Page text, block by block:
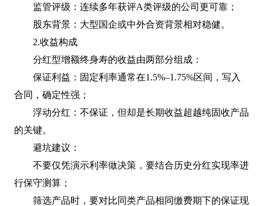
监管评级：连续多年获评A类评级的公司更可靠；
股东背景：大型国企或中外合资背景相对稳健。
2.收益构成
分红型增额终身寿的收益由两部分组成：
保证利益：固定利率通常在1.5%–1.75%区间，写入
合同，确定性强；
浮动分红：不保证，但却是长期收益超越纯固收产品
的关键。
避坑建议：
不要仅凭演示利率做决策，要结合历史分红实现率进
行保守测算；
筛选产品时，要对比同类产品相同缴费期下的保证现